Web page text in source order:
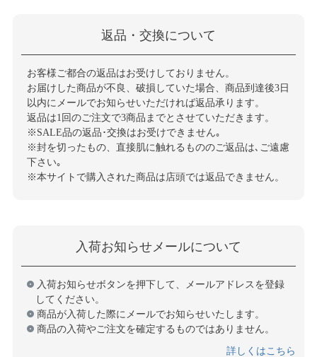
返品・交換について
お客様ご都合の返品はお受けしておりません。
お届けした商品が不良、破損していた場合、商品到達後3日
以内にメールでお知らせいただければ返品承ります。
返品は1回のご注文で3商品までとさせていただきます。
※SALE品の返品･交換はお受けできません｡
※封を切ったもの、直接肌に触れるもののご返品は､ご遠慮
下さい｡
※本サイトで購入された商品は店頭では返品できません。
入荷お知らせメールについて
入荷お知らせボタンを押下して、メールアドレスを登録
してください。
商品が入荷した際にメールでお知らせいたします。
商品の入荷やご注文を確定するものではありません。
詳しくはこちら